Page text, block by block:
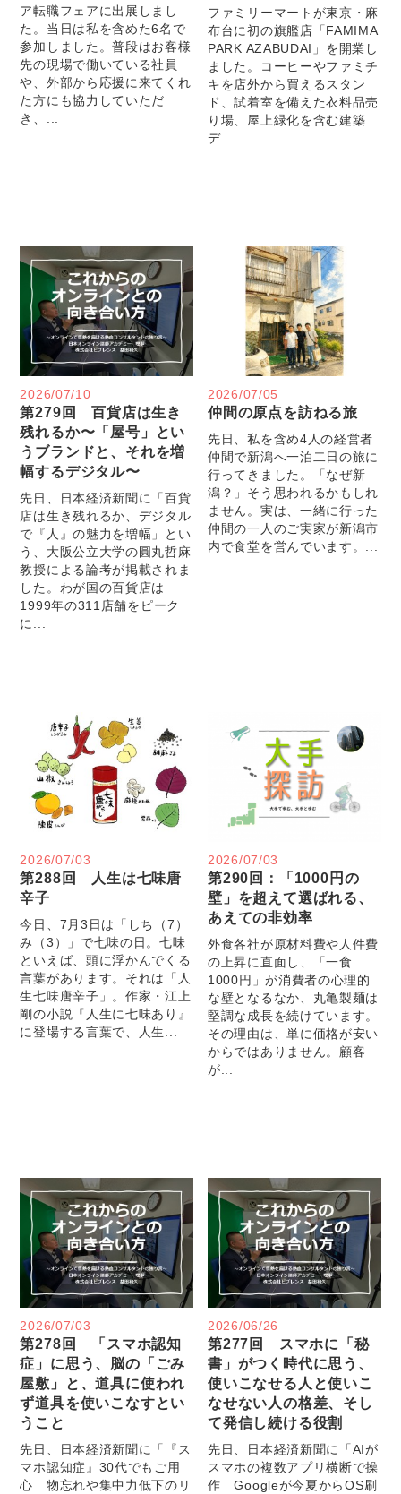
ア転職フェアに出展しまし
た。当日は私を含めた6名で
参加しました。普段はお客様
先の現場で働いている社員
や、外部から応援に来てくれ
た方にも協力していただ
き、...
ファミリーマートが東京・麻
布台に初の旗艦店「FAMIMA
PARK AZABUDAI」を開業し
ました。コーヒーやファミチ
キを店外から買えるスタン
ド、試着室を備えた衣料品売
り場、屋上緑化を含む建築
デ...
2026/07/10
第279回 百貨店は生き
残れるか〜「屋号」とい
うブランドと、それを増
幅するデジタル〜
先日、日本経済新聞に「百貨
店は生き残れるか、デジタル
で『人』の魅力を増幅」とい
う、大阪公立大学の圓丸哲麻
教授による論考が掲載されま
した。わが国の百貨店は
1999年の311店舗をピーク
に...
2026/07/05
仲間の原点を訪ねる旅
先日、私を含め4人の経営者
仲間で新潟へ一泊二日の旅に
行ってきました。「なぜ新
潟？」そう思われるかもしれ
ません。実は、一緒に行った
仲間の一人のご実家が新潟市
内で食堂を営んでいます。...
2026/07/03
第288回 人生は七味唐
辛子
今日、7月3日は「しち（7）
み（3）」で七味の日。七味
といえば、頭に浮かんでくる
言葉があります。それは「人
生七味唐辛子」。作家・江上
剛の小説『人生に七味あり』
に登場する言葉で、人生...
2026/07/03
第290回：「1000円の
壁」を超えて選ばれる、
あえての非効率
外食各社が原材料費や人件費
の上昇に直面し、「一食
1000円」が消費者の心理的
な壁となるなか、丸亀製麺は
堅調な成長を続けています。
その理由は、単に価格が安い
からではありません。顧客
が...
2026/07/03
第278回 「スマホ認知
症」に思う、脳の「ごみ
屋敷」と、道具に使われ
ず道具を使いこなすとい
うこと
先日、日本経済新聞に「『ス
マホ認知症』30代でもご用
心 物忘れや集中力低下のリ
2026/06/26
第277回 スマホに「秘
書」がつく時代に思う、
使いこなせる人と使いこ
なせない人の格差、そし
て発信し続ける役割
先日、日本経済新聞に「AIが
スマホの複数アプリ横断で操
作 Googleが今夏からOS刷